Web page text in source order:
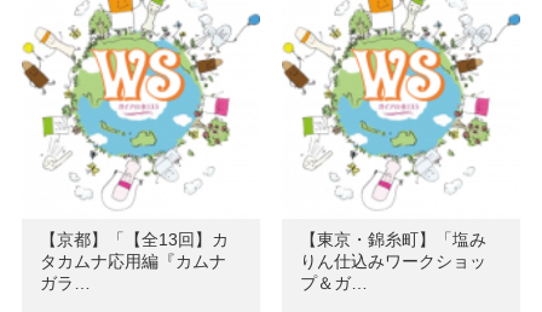
【京都】「【全13回】カ
タカムナ応用編『カムナ
ガラ…
【東京・錦糸町】「塩み
りん仕込みワークショッ
プ＆ガ…